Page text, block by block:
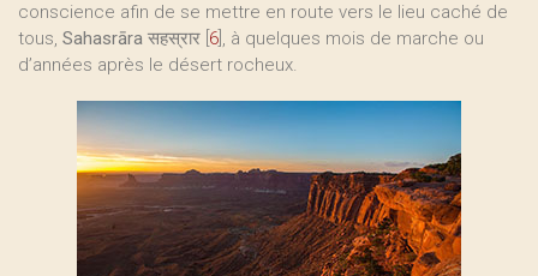
conscience afin de se mettre en route vers le lieu caché de
tous, Sahasrāra सहस्रार 6 , à quelques mois de marche ou
d’années après le désert rocheux.